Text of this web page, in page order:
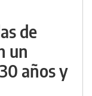
de
un
años y